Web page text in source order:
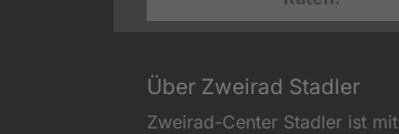
Über Zweirad Stadler
Zweirad-Center Stadler ist mit